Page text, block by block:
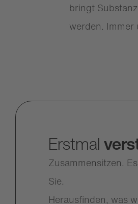
bringt
werden. Immer
Erstmal
Zusammensitzen.
Sie.
Herausfinden, was